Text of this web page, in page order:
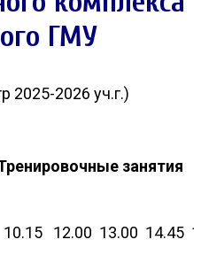
ГМУ
2025-2026 уч.г.)
занятия
10.15 12.00 13.00 14.45